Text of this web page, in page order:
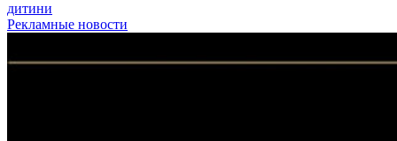
дитини
Рекламные новости